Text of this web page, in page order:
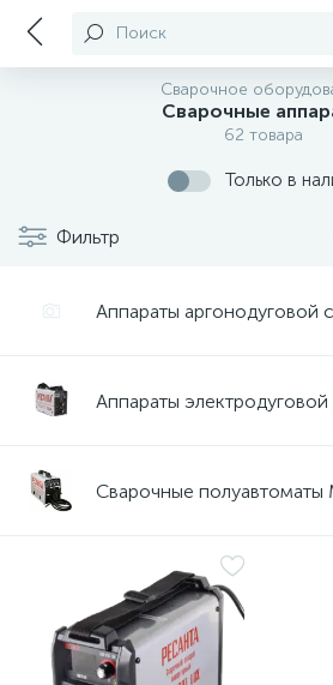
Поиск
Сварочное
Сварочные
62 товара
Только в
Фильтр
Аппараты аргонодуговой
Аппараты
Сварочные полуавтоматы